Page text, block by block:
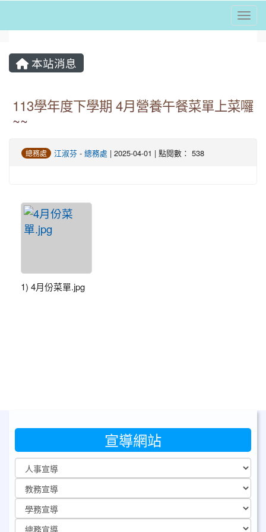
⏸
本站消息
113學年度下學期 4月營養午餐菜單上菜囉
~~
總務處 江淑芬 - 總務處 | 2025-04-01 | 點閱數： 538
1) 4月份菜單.jpg
宣導網站